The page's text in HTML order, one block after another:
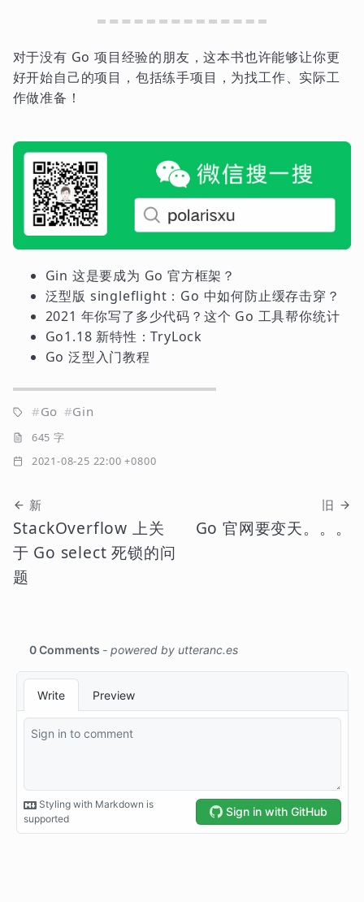
对于没有 Go 项目经验的朋友，这本书也许能够让你更
好开始自己的项目，包括练手项目，为找工作、实际工
作做准备！
Gin 这是要成为 Go 官方框架？
泛型版 singleflight：Go 中如何防止缓存击穿？
2021 年你写了多少代码？这个 Go 工具帮你统计
Go1.18 新特性：TryLock
Go 泛型入门教程
Go Gin
645 字
2021-08-25 22:00 +0800
新
StackOverflow 上关
于 Go select 死锁的问
题
旧
Go 官网要变天。。。